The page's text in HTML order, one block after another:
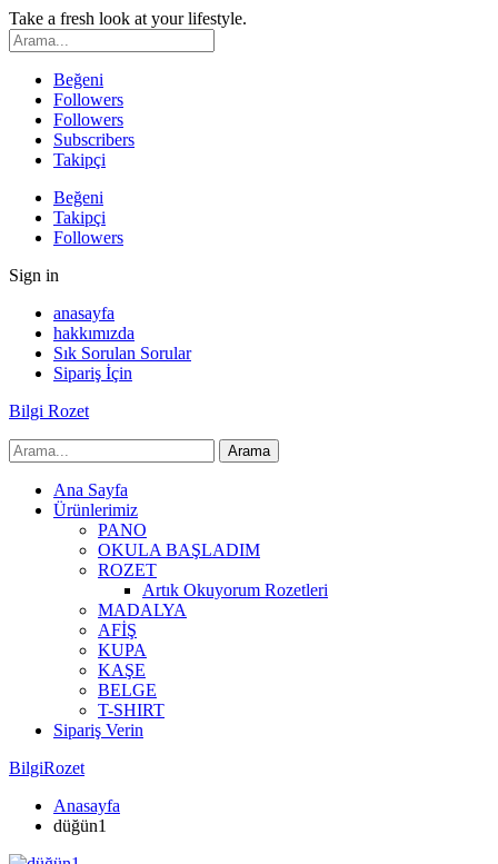
Take a fresh look at your lifestyle.
Beğeni
Followers
Followers
Subscribers
Takipçi
Beğeni
Takipçi
Followers
Sign in
anasayfa
hakkımızda
Sık Sorulan Sorular
Sipariş İçin
Bilgi Rozet
Ana Sayfa
Ürünlerimiz
PANO
OKULA BAŞLADIM
ROZET
Artık Okuyorum Rozetleri
MADALYA
AFİŞ
KUPA
KAŞE
BELGE
T-SHIRT
Sipariş Verin
BilgiRozet
Anasayfa
düğün1